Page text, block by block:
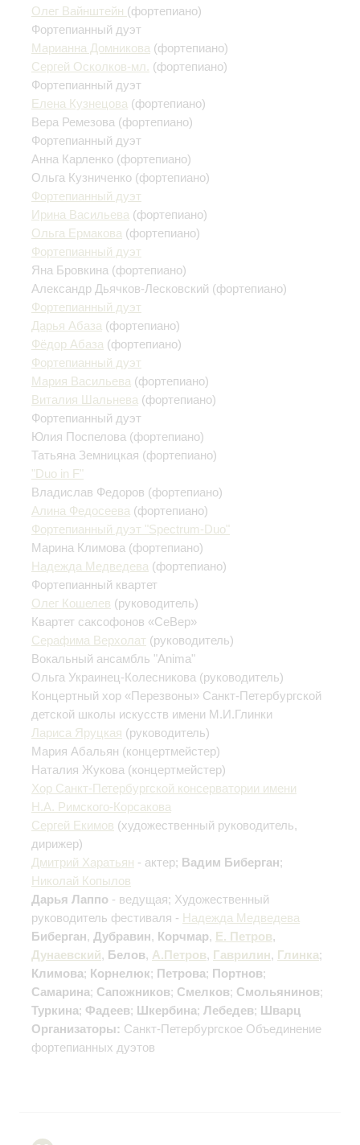
Олег Вайнштейн (фортепиано)
Фортепианный дуэт
Марианна Домникова (фортепиано)
Сергей Осколков-мл. (фортепиано)
Фортепианный дуэт
Елена Кузнецова (фортепиано)
Вера Ремезова (фортепиано)
Фортепианный дуэт
Анна Карленко (фортепиано)
Ольга Кузниченко (фортепиано)
Фортепианный дуэт
Ирина Васильева (фортепиано)
Ольга Ермакова (фортепиано)
Фортепианный дуэт
Яна Бровкина (фортепиано)
Александр Дьячков-Лесковский (фортепиано)
Фортепианный дуэт
Дарья Абаза (фортепиано)
Фёдор Абаза (фортепиано)
Фортепианный дуэт
Мария Васильева (фортепиано)
Виталия Шальнева (фортепиано)
Фортепианный дуэт
Юлия Поспелова (фортепиано)
Татьяна Земницкая (фортепиано)
"Duo in F"
Владислав Федоров (фортепиано)
Алина Федосеева (фортепиано)
Фортепианный дуэт "Spectrum-Duo"
Марина Климова (фортепиано)
Надежда Медведева (фортепиано)
Фортепианный квартет
Олег Кошелев (руководитель)
Квартет саксофонов «СеВер»
Серафима Верхолат (руководитель)
Вокальный ансамбль "Anima"
Ольга Украинец-Колесникова (руководитель)
Концертный хор «Перезвоны» Санкт-Петербургской
детской школы искусств имени М.И.Глинки
Лариса Яруцкая (руководитель)
Мария Абальян (концертмейстер)
Наталия Жукова (концертмейстер)
Хор Санкт-Петербургской консерватории имени
Н.А. Римского-Корсакова
Сергей Екимов (художественный руководитель,
дирижер)
Дмитрий Харатьян - актер; Вадим Биберган;
Николай Копылов
Дарья Лаппо - ведущая; Художественный
руководитель фестиваля - Надежда Медведева
Биберган, Дубравин, Корчмар, Е. Петров,
Дунаевский, Белов, А.Петров, Гаврилин, Глинка;
Климова; Корнелюк; Петрова; Портнов;
Самарина; Сапожников; Смелков; Смольянинов;
Туркина; Фадеев; Шкербина; Лебедев; Шварц
Организаторы: Санкт-Петербургское Объединение
фортепианных дуэтов